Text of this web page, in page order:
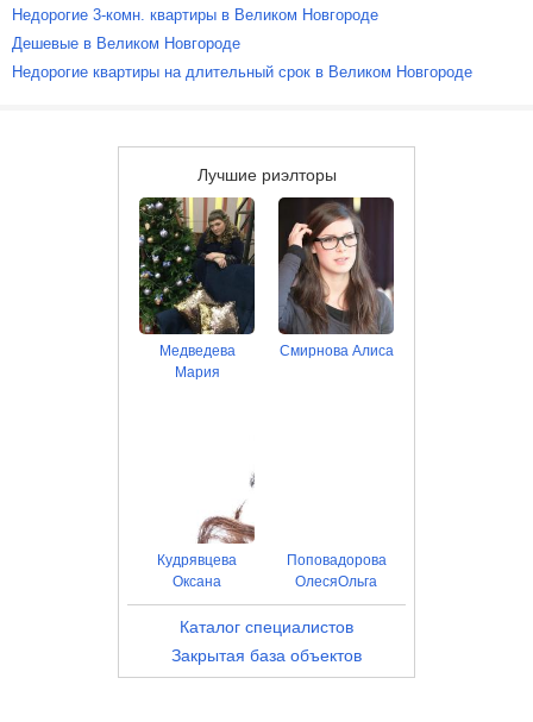
Недорогие 3-комн. квартиры в Великом Новгороде
Дешевые в Великом Новгороде
Недорогие квартиры на длительный срок в Великом Новгороде
Лучшие риэлторы
Медведева
Мария
Смирнова Алиса
Кудрявцева
Оксана
Поповадорова
ОлесяОльга
Каталог специалистов
Закрытая база объектов